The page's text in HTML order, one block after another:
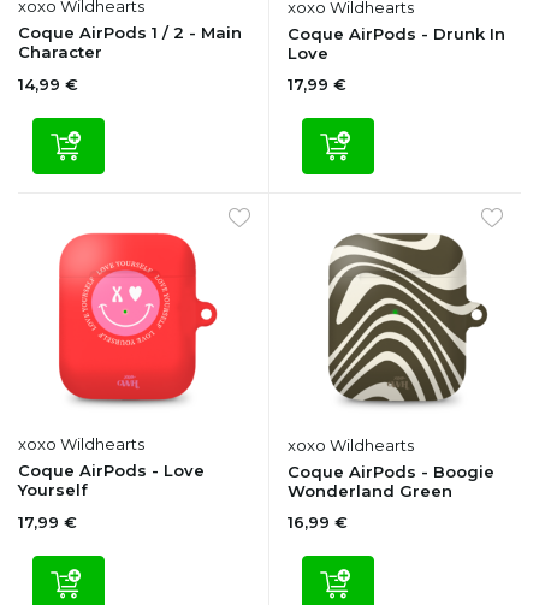
xoxo Wildhearts
Coque AirPods 1 / 2 - Main
Character
14,99 €
xoxo Wildhearts
Coque AirPods - Drunk In
Love
17,99 €
xoxo Wildhearts
Coque AirPods - Love
Yourself
17,99 €
xoxo Wildhearts
Coque AirPods - Boogie
Wonderland Green
16,99 €